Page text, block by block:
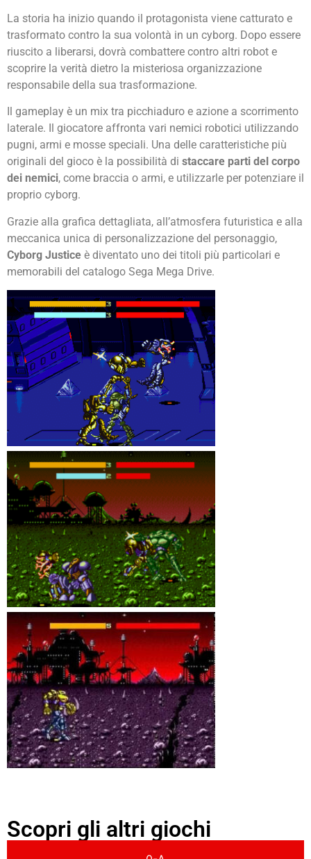
La storia ha inizio quando il protagonista viene catturato e
trasformato contro la sua volontà in un cyborg. Dopo essere
riuscito a liberarsi, dovrà combattere contro altri robot e
scoprire la verità dietro la misteriosa organizzazione
responsabile della sua trasformazione.
Il gameplay è un mix tra picchiaduro e azione a scorrimento
laterale. Il giocatore affronta vari nemici robotici utilizzando
pugni, armi e mosse speciali. Una delle caratteristiche più
originali del gioco è la possibilità di staccare parti del corpo
dei nemici, come braccia o armi, e utilizzarle per potenziare il
proprio cyborg.
Grazie alla grafica dettagliata, all’atmosfera futuristica e alla
meccanica unica di personalizzazione del personaggio,
Cyborg Justice è diventato uno dei titoli più particolari e
memorabili del catalogo Sega Mega Drive.
Scopri gli altri giochi